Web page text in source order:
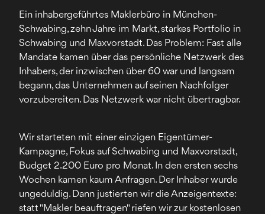
Ein inhabergeführtes Maklerbüro in München-
Schwabing, zehn Jahre im Markt, starkes Portfolio in
Schwabing und Maxvorstadt. Das Problem: Fast alle
Mandate kamen über das persönliche Netzwerk des
Inhabers, der inzwischen über 60 war und langsam
begann, das Unternehmen auf seinen Nachfolger
vorzubereiten. Das Netzwerk war nicht übertragbar.
Wir starteten mit einer einzigen Eigentümer-
Kampagne, Fokus auf Schwabing und Maxvorstadt,
Budget 2.200 Euro pro Monat. In den ersten sechs
Wochen kamen kaum Anfragen. Der Inhaber wurde
ungeduldig. Dann justierten wir die Anzeigentexte:
statt "Makler beauftragen" riefen wir zur kostenlosen